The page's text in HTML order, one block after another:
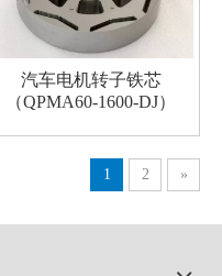
汽车电机转子铁芯
（QPMA60-1600-DJ）
1 2 »